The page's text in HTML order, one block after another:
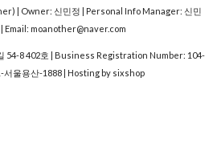
| Owner: 신민정 | Personal Info Manager: 신민
Email: moanother@naver.com
54-8 402호 | Business Registration Number: 104-
서울용산-1888 | Hosting by sixshop